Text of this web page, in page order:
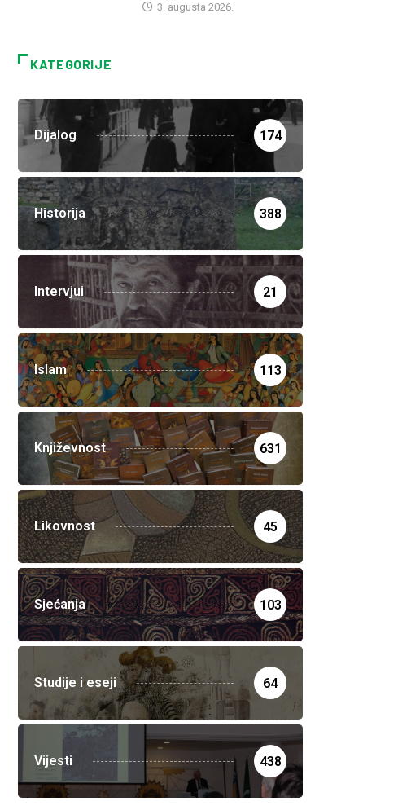
3. augusta 2026.
KATEGORIJE
Dijalog 174
Historija 388
Intervjui 21
Islam 113
Književnost 631
Likovnost 45
Sjećanja 103
Studije i eseji 64
Vijesti 438